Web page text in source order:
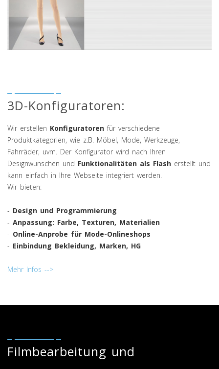
3D-Konfiguratoren:
Wir erstellen Konfiguratoren für verschiedene
Produktkategorien, wie z.B. Möbel, Mode, Werkzeuge,
Fahrräder, uvm. Der Konfigurator wird nach Ihren
Designwünschen und Funktionalitäten als Flash erstellt und
kann einfach in Ihre Webseite integriert werden.
Wir bieten:
- Design und Programmierung
- Anpassung: Farbe, Texturen, Materialien
- Online-Anprobe für Mode-Onlineshops
- Einbindung Bekleidung, Marken, HG
Mehr Infos -->
Filmbearbeitung und